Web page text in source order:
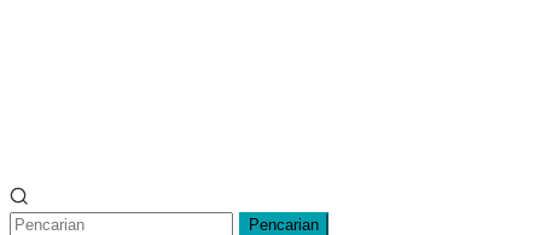
Pencarian